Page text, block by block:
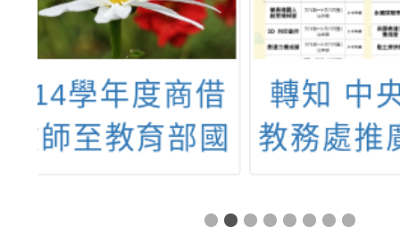
轉知 中央大學
教務處推廣教育
令營」
國立
理之
教育/